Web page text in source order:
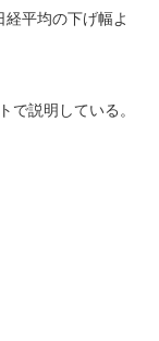
平均の下げ幅よ
で説明している。